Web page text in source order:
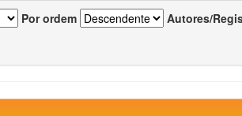
Por ordem Autores/